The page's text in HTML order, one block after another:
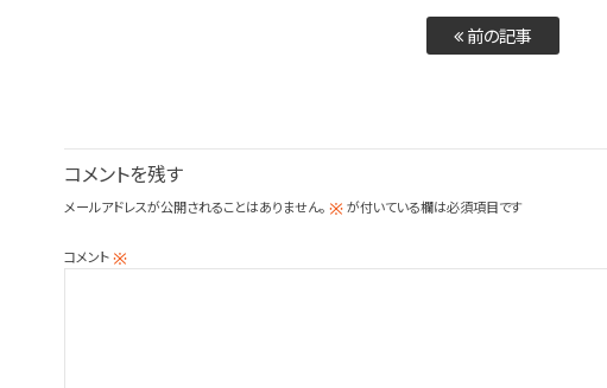
前の記事
コメントを残す
メールアドレスが公開されることはありません。 ※が付いている欄は必須項目です
コメント※